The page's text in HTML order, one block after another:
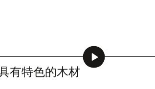
有特色的木材